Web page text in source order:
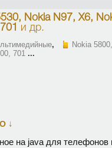
Nokia N97, X6,
и др.
,
Nokia
701 ...
↓
на java для телефонов